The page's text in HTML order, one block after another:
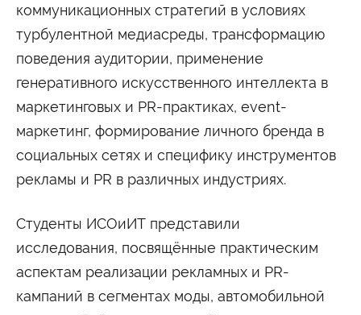
коммуникационных стратегий в условиях
турбулентной медиасреды, трансформацию
поведения аудитории, применение
генеративного искусственного интеллекта в
маркетинговых и PR-практиках, event-
маркетинг, формирование личного бренда в
социальных сетях и специфику инструментов
рекламы и PR в различных индустриях.
Студенты ИСОиИТ представили
исследования, посвящённые практическим
аспектам реализации рекламных и PR-
кампаний в сегментах моды, автомобильной